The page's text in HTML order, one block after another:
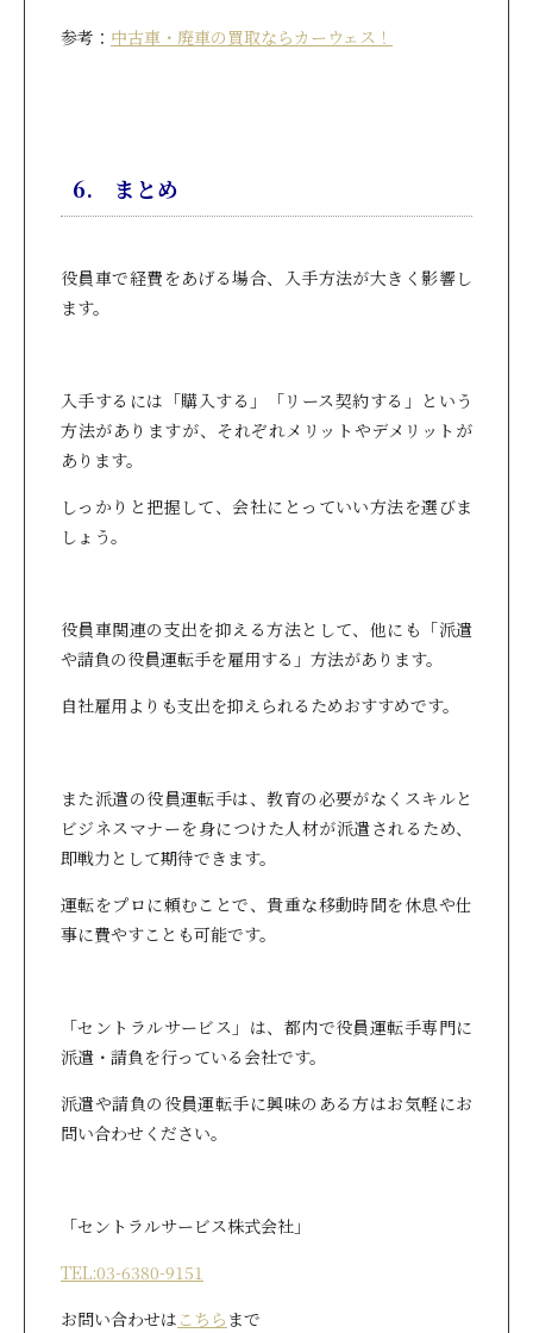
参考： 中古車・廃車の買取ならカーウェス！
6. まとめ
役員車で経費をあげる場合、入手方法が大きく影響し
ます。
入手するには「購入する」「リース契約する」という
方法がありますが、それぞれメリットやデメリットが
あります。
しっかりと把握して、会社にとっていい方法を選びま
しょう。
役員車関連の支出を抑える方法として、他にも「派遣
や請負の役員運転手を雇用する」方法があります。
自社雇用よりも支出を抑えられるためおすすめです。
また派遣の役員運転手は、教育の必要がなくスキルと
ビジネスマナーを身につけた人材が派遣されるため、
即戦力として期待できます。
運転をプロに頼むことで、貴重な移動時間を休息や仕
事に費やすことも可能です。
「セントラルサービス」は、都内で役員運転手専門に
派遣・請負を行っている会社です。
派遣や請負の役員運転手に興味のある方はお気軽にお
問い合わせください。
「セントラルサービス株式会社」
TEL:03-6380-9151
お問い合わせは こちら まで